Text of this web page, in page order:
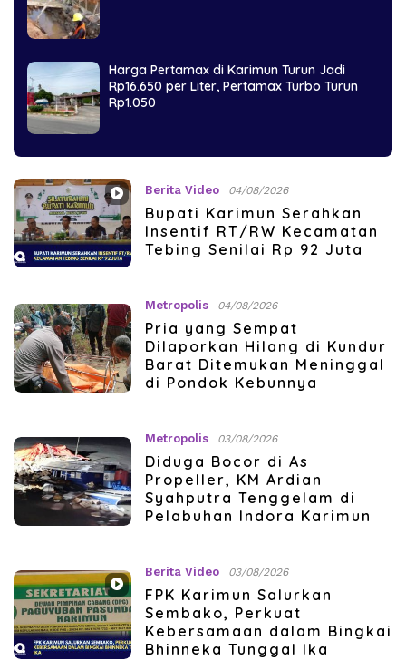
Harga Pertamax di Karimun Turun Jadi
Rp16.650 per Liter, Pertamax Turbo Turun
Rp1.050
Berita Video 04/08/2026
Bupati Karimun Serahkan
Insentif RT/RW Kecamatan
Tebing Senilai Rp 92 Juta
Metropolis 04/08/2026
Pria yang Sempat
Dilaporkan Hilang di Kundur
Barat Ditemukan Meninggal
di Pondok Kebunnya
Metropolis 03/08/2026
Diduga Bocor di As
Propeller, KM Ardian
Syahputra Tenggelam di
Pelabuhan Indora Karimun
Berita Video 03/08/2026
FPK Karimun Salurkan
Sembako, Perkuat
Kebersamaan dalam Bingkai
Bhinneka Tunggal Ika